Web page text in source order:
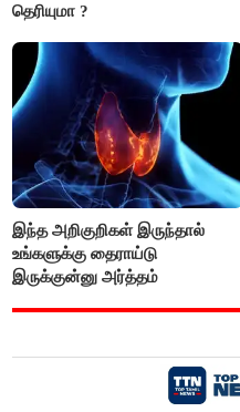
தெரியுமா ?
இந்த அறிகுறிகள் இருந்தால்
உங்களுக்கு தைராய்டு
இருக்குன்னு அர்த்தம்